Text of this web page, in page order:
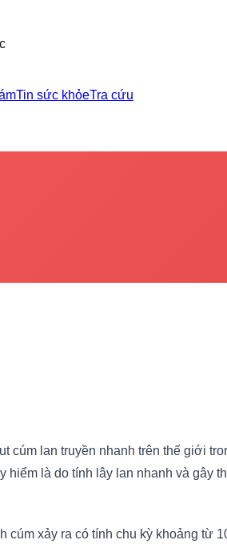
Tin sức khỏeTra cứu
cúm lan truyền nhanh trên thế giới
hiểm là do tính lây lan nhanh và
cúm xảy ra có tính chu kỳ khoảng từ